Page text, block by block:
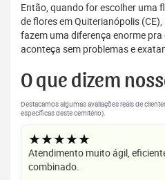
Então, quando for escolher uma
de flores em Quiterianópolis
fazem uma diferença enorme
aconteça sem problemas e
O que dizem
Destacamos algumas avaliações reais de
específicas deste cemitério).
★★★★★
Atendimento muito ágil,
combinado.